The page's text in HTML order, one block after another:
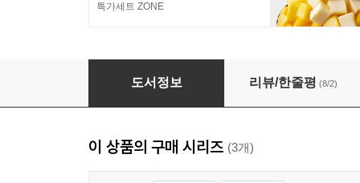
특가세트 ZONE
라바 지구 수비대 2 : 자원 순환
도서정보 리뷰/한줄평 (8/2)
이 상품의 구매 시리즈 (3개)